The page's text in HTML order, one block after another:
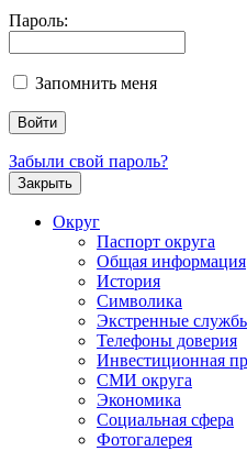
Пароль:
Запомнить меня
Забыли свой пароль?
Закрыть
Округ
Паспорт округа
Общая информация
История
Символика
Экстренные
Телефоны доверия
Инвестиционная
СМИ округа
Экономика
Социальная сфера
Фотогалерея